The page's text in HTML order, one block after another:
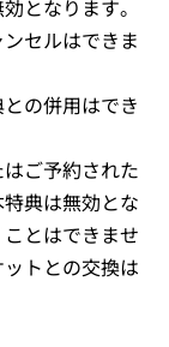
となります。
セルはできま
の併用はでき
ご予約された
典は無効とな
とはできませ
トとの交換は